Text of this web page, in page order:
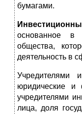
бумагами.
основанное в
общества,
деятельность в
Учредителями
юридические и
учредителями
лица, доля